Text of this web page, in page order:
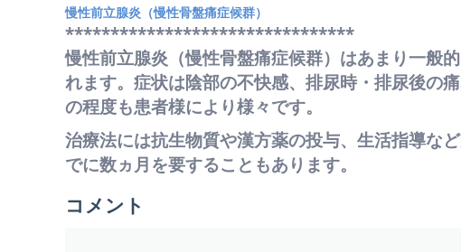
慢性前立腺炎（慢性骨盤痛症候群）
********************************
慢性前立腺炎（慢性骨盤痛症候群）はあまり一般
れます。症状は陰部の不快感、排尿時・排尿後の
の程度も患者様により様々です。
治療法には抗生物質や漢方薬の投与、生活指導な
でに数ヵ月を要することもあります。
コメント